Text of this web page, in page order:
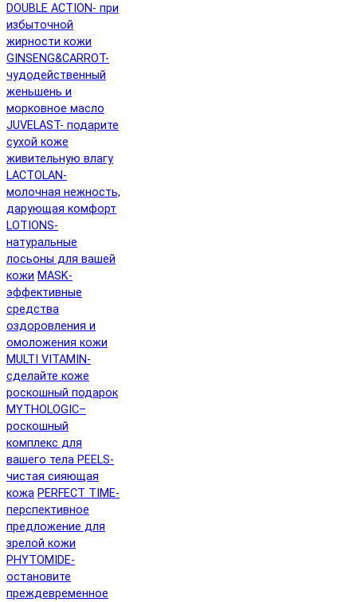
DOUBLE ACTION- при
избыточной
жирности кожи
GINSENG&CARROT-
чудодейственный
женьшень и
морковное масло
JUVELAST- подарите
сухой коже
живительную влагу
LACTOLAN-
молочная нежность,
дарующая комфорт
LOTIONS-
натуральные
лосьоны для вашей
кожи MASK-
эффективные
средства
оздоровления и
омоложения кожи
MULTI VITAMIN-
сделайте коже
роскошный подарок
MYTHOLOGIC–
роскошный
комплекс для
вашего тела PEELS-
чистая сияющая
кожа PERFECT TIME-
перспективное
предложение для
зрелой кожи
PHYTOMIDE-
остановите
преждевременное